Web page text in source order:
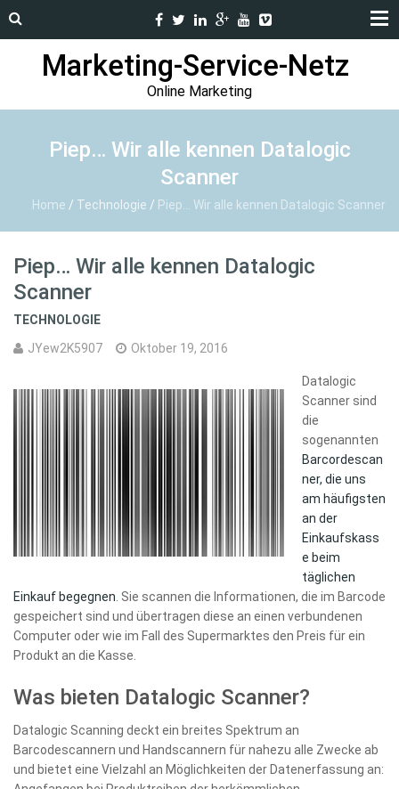
Marketing-Service-Netz
Online Marketing
Piep… Wir alle kennen Datalogic
Scanner
Home / Technologie / Piep… Wir alle kennen Datalogic Scanner
Piep… Wir alle kennen Datalogic
Scanner
TECHNOLOGIE
JYew2K5907
Oktober 19, 2016
Datalogic
Scanner sind
die
sogenannten
Barcordescan
ner, die uns
am häufigsten
an der
Einkaufskass
e beim
täglichen
Einkauf begegnen . Sie scannen die Informationen, die im Barcode
gespeichert sind und übertragen diese an einen verbundenen
Computer oder wie im Fall des Supermarktes den Preis für ein
Produkt an die Kasse.
Was bieten Datalogic Scanner?
Datalogic Scanning deckt ein breites Spektrum an
Barcodescannern und Handscannern für nahezu alle Zwecke ab
und bietet eine Vielzahl an Möglichkeiten der Datenerfassung an: